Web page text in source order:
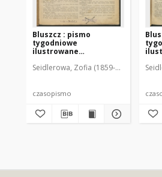
Bluszcz : pismo
tygodniowe
ilustrowane
kobiecym, 1912 R. 48, nr
Seidlerowa, Zofia (1859-1919). Red. i
czasopismo